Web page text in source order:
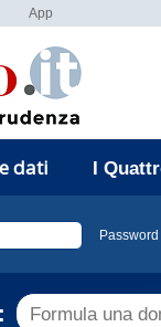
App
dati I
Password